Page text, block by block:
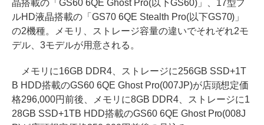
晶搭載の「GS60 6QE Ghost Pro(以下GS60)」、17型フ
ルHD液晶搭載の「GS70 6QE Stealth Pro(以下GS70)」
の2機種。メモリ、ストレージ容量の違いでそれぞれ2モ
デル、3モデルが用意される。
メモリに16GB DDR4、ストレージに256GB SSD+1T
B HDD搭載のGS60 6QE Ghost Pro(007JP)が店頭想定価
格296,000円前後、メモリに8GB DDR4、ストレージに1
28GB SSD+1TB HDD搭載のGS60 6QE Ghost Pro(008J